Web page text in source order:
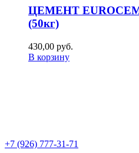
ЦЕМЕНТ
(50кг)
430,00 руб.
В корзину
+7 (926) 777-31-71